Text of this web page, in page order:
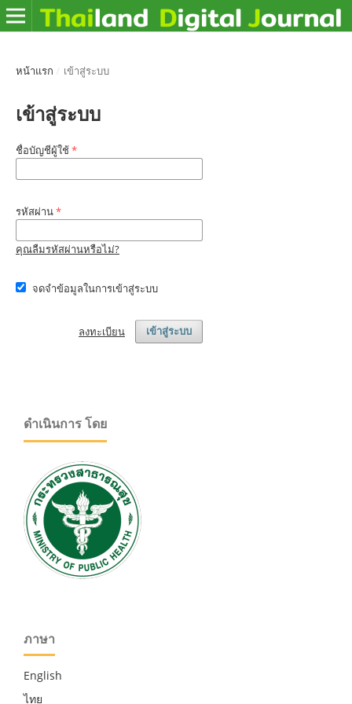
หน้าแรก / เข้าสู่ระบบ
เข้าสู่ระบบ
ชื่อบัญชีผู้ใช้*
รหัสผ่าน*
คุณลืมรหัสผ่านหรือไม่?
จดจำข้อมูลในการเข้าสู่ระบบ
เข้าสู่ระบบ
ลงทะเบียน
ดำเนินการ โดย
ภาษา
English
ไทย